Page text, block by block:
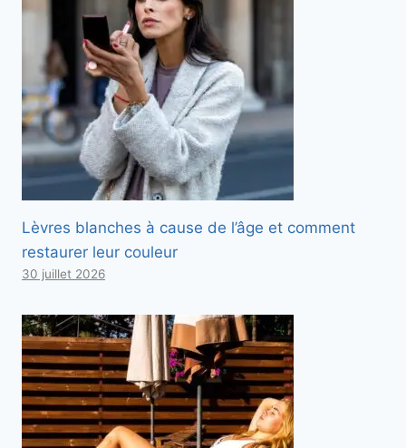
Lèvres blanches à cause de l’âge et comment
restaurer leur couleur
30 juillet 2026